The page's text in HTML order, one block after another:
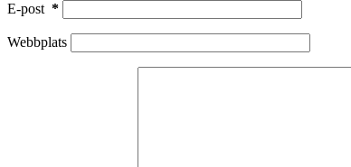
E-post *
Webbplats